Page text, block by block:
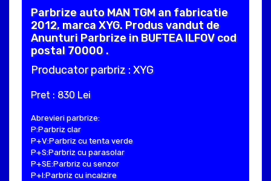
Parbrize auto MAN TGM an fabricatie
2012, marca XYG. Produs vandut de
Anunturi Parbrize in BUFTEA ILFOV cod
postal 70000 .
Producator parbriz : XYG
Pret : 830 Lei
Abrevieri parbrize:
P:Parbriz clar
P+V:Parbriz cu tenta verde
P+S:Parbriz cu parasolar
P+SE:Parbriz cu senzor
P+I:Parbriz cu incalzire